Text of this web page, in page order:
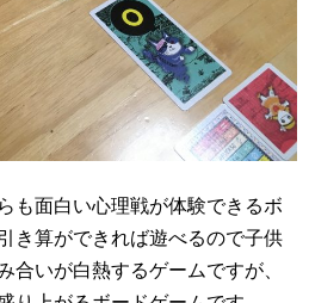
も面白い心理戦が体験できるボ
き算ができれば遊べるので子供
合いが白熱するゲームですが、